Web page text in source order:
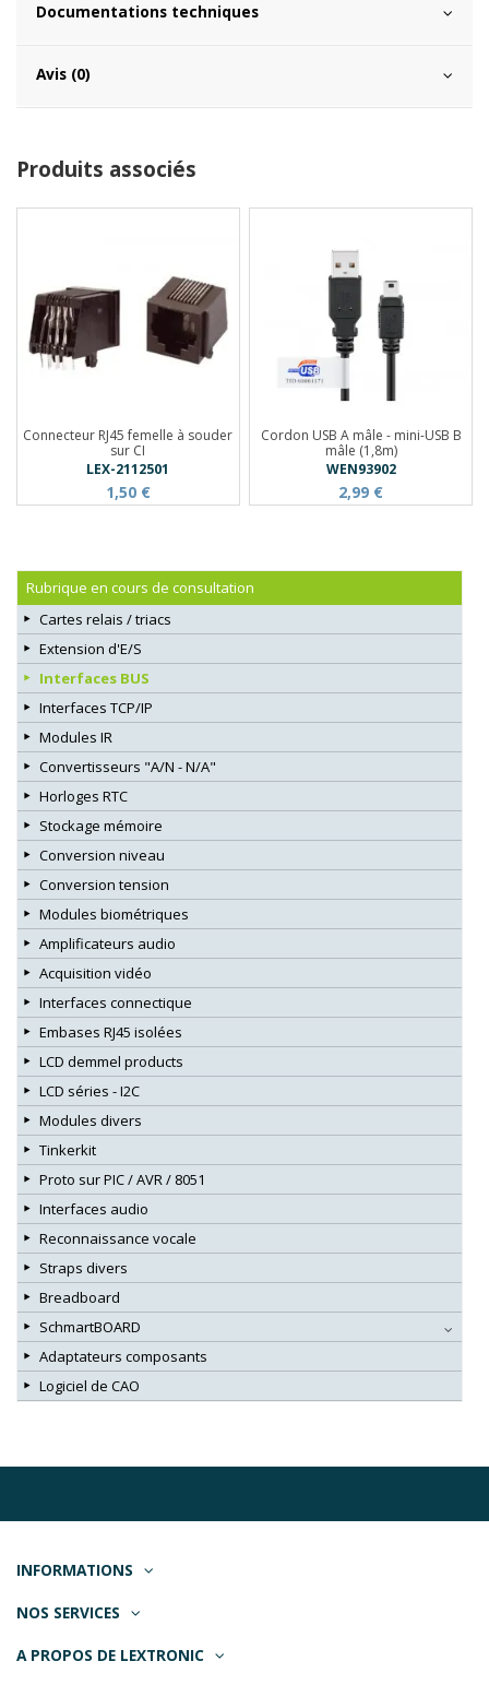
Documentations techniques
Avis (0)
Produits associés
Connecteur RJ45 femelle à souder
sur CI
LEX-2112501
1,50 €
Cordon USB A mâle - mini-USB B
mâle (1,8m)
WEN93902
2,99 €
Rubrique en cours de consultation
Cartes relais / triacs
Extension d'E/S
Interfaces BUS
Interfaces TCP/IP
Modules IR
Convertisseurs "A/N - N/A"
Horloges RTC
Stockage mémoire
Conversion niveau
Conversion tension
Modules biométriques
Amplificateurs audio
Acquisition vidéo
Interfaces connectique
Embases RJ45 isolées
LCD demmel products
LCD séries - I2C
Modules divers
Tinkerkit
Proto sur PIC / AVR / 8051
Interfaces audio
Reconnaissance vocale
Straps divers
Breadboard
SchmartBOARD
Adaptateurs composants
Logiciel de CAO
INFORMATIONS
NOS SERVICES
A PROPOS DE LEXTRONIC